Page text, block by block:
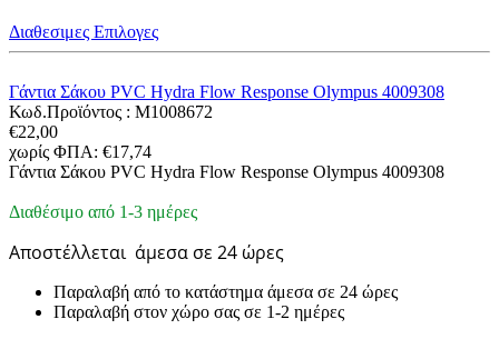
Διαθεσιμες Επιλογες
Γάντια Σάκου PVC Hydra Flow Response Olympus 4009308
Κωδ.Προϊόντος : M1008672
€22,00
χωρίς ΦΠΑ: €17,74
Γάντια Σάκου PVC Hydra Flow Response Olympus 4009308
Διαθέσιμο από 1-3 ημέρες
Αποστέλλεται άμεσα σε 24 ώρες
Παραλαβή από το κατάστημα άμεσα σε 24 ώρες
Παραλαβή στον χώρο σας σε 1-2 ημέρες